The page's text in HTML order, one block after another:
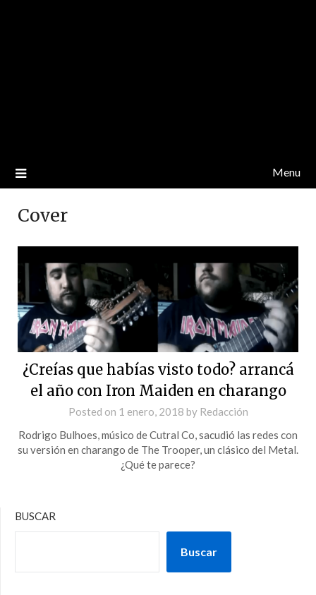
Menu
Cover
¿Creías que habías visto todo? arrancá
el año con Iron Maiden en charango
Posted on 1 enero, 2018 by Redacción
Rodrigo Bulhoes, músico de Cutral Co, sacudió las redes con
su versión en charango de The Trooper, un clásico del Metal.
¿Qué te parece?
BUSCAR
Buscar